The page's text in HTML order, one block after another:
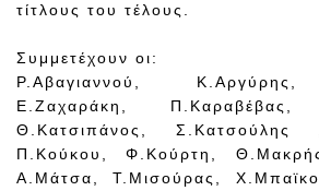
τίτλους του τέλους.
Συμμετέχουν οι:
Ρ.Αβαγιαννού, Κ.Αργύρης,
Ε.Ζαχαράκη, Π.Καραβέβας,
Θ.Κατσιπάνος, Σ.Κατσούλης
Π.Κούκου, Φ.Κούρτη,
Α.Μάτσα, Τ.Μισούρας,